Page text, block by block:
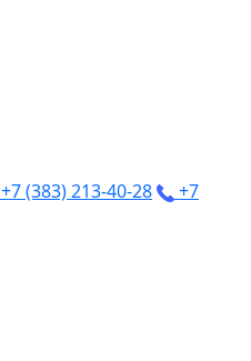
+7 (383) 213-40-28
+7